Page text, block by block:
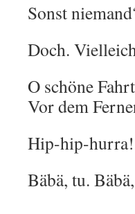
Sonst
Doch.
O schöne
Vor dem
Hip-hip-hurra!
Bäbä, tu.